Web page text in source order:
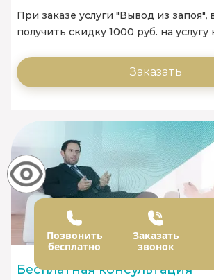
При заказе услуги "Вывод из
получить скидку 1000 руб. на
Заказать
Бесплатная консультация
Позвонить
бесплатно
Заказать
звонок